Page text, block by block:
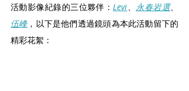
活動影像紀錄的三位夥伴： Levi 永春岩選、
伍峰，以下是他們透過鏡頭為本此活動留下的
精彩花絮：